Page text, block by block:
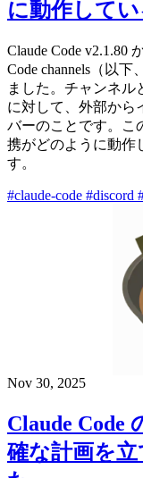
に動作して
Claude Code v2.1.80
Code channels（以
ました。チャンネル
に対して、外部から
バーのことです。こ
携がどのように動作
す。
#claude-code #discord
Nov 30, 2025
Claude Code
確な計画を